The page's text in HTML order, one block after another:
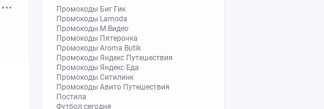
Промокоды Биг Гик
Промокоды Lamoda
Промокоды М.Видео
Промокоды Пятерочка
Промокоды Aroma Butik
Промокоды Яндекс Путешествия
Промокоды Яндекс Еда
Промокоды Ситилинк
Промокоды Авито Путешествия
Постила
Футбол сегодня